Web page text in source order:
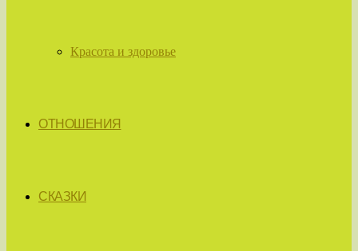
Красота и здоровье
ОТНОШЕНИЯ
СКАЗКИ